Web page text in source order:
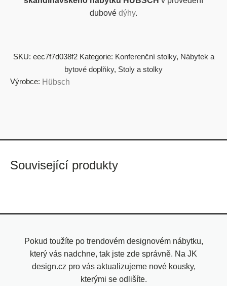
dubové dýhy.
SKU: eec7f7d038f2 Kategorie: Konferenční stolky, Nábytek a
bytové doplňky, Stoly a stolky
Výrobce: Hübsch
Související produkty
Pokud toužíte po trendovém designovém nábytku,
který vás nadchne, tak jste zde správně. Na JK
design.cz pro vás aktualizujeme nové kousky,
kterými se odlišíte.